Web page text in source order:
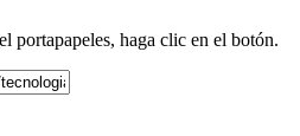
portapapeles, haga clic en el botón.